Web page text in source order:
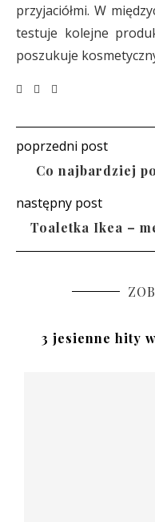
przyjaciółmi. W
testuje kolejne
poszukuje
poprzedni post
Co najbardziej
następny post
Toaletka Ikea –
3 jesienne hity